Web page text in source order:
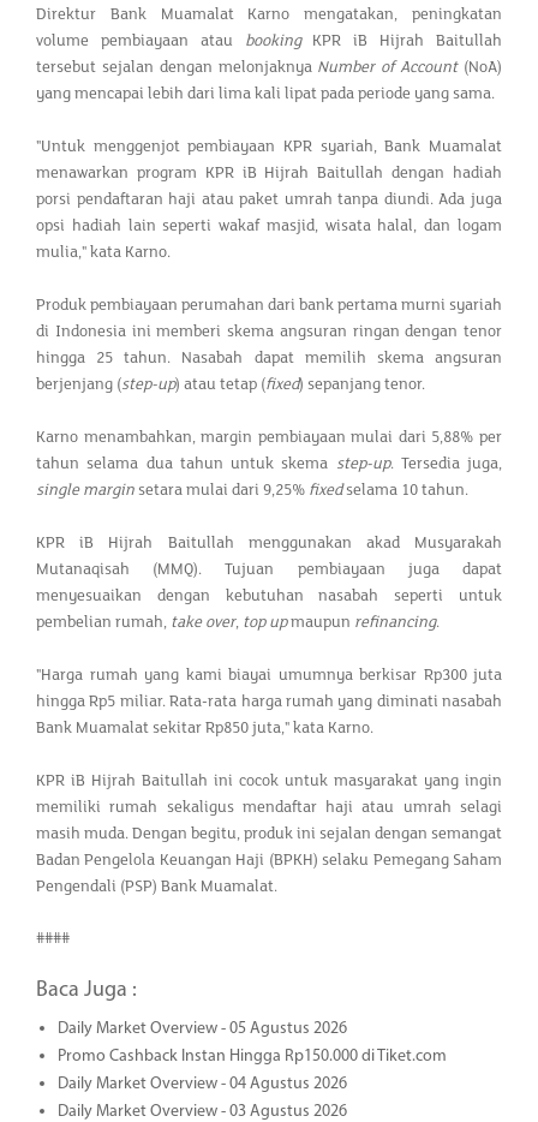
Direktur Bank Muamalat Karno mengatakan, peningkatan
volume pembiayaan atau bookingKPR iB Hijrah Baitullah
tersebut sejalan dengan melonjaknya Number of Account(NoA)
yang mencapai lebih dari lima kali lipat pada periode yang sama.
"Untuk menggenjot pembiayaan KPR syariah, Bank Muamalat
menawarkan program KPR iB Hijrah Baitullah dengan hadiah
porsi pendaftaran haji atau paket umrah tanpa diundi. Ada juga
opsi hadiah lain seperti wakaf masjid, wisata halal, dan logam
mulia," kata Karno.
Produk pembiayaan perumahan dari bank pertama murni syariah
di Indonesia ini memberi skema angsuran ringan dengan tenor
hingga 25 tahun. Nasabah dapat memilih skema angsuran
berjenjang (step-up) atau tetap (fixed) sepanjang tenor.
Karno menambahkan, margin pembiayaan mulai dari 5,88% per
tahun selama dua tahun untuk skema step-up. Tersedia juga,
single margin setara mulai dari 9,25% fixedselama 10 tahun.
KPR iB Hijrah Baitullah menggunakan akad Musyarakah
Mutanaqisah (MMQ). Tujuan pembiayaan juga dapat
menyesuaikan dengan kebutuhan nasabah seperti untuk
pembelian rumah, take over, top upmaupun refinancing.
"Harga rumah yang kami biayai umumnya berkisar Rp300 juta
hingga Rp5 miliar. Rata-rata harga rumah yang diminati nasabah
Bank Muamalat sekitar Rp850 juta," kata Karno.
KPR iB Hijrah Baitullah ini cocok untuk masyarakat yang ingin
memiliki rumah sekaligus mendaftar haji atau umrah selagi
masih muda. Dengan begitu, produk ini sejalan dengan semangat
Badan Pengelola Keuangan Haji (BPKH) selaku Pemegang Saham
Pengendali (PSP) Bank Muamalat.
####
Baca Juga :
Daily Market Overview - 05 Agustus 2026
Promo Cashback Instan Hingga Rp150.000 di Tiket.com
Daily Market Overview - 04 Agustus 2026
Daily Market Overview - 03 Agustus 2026